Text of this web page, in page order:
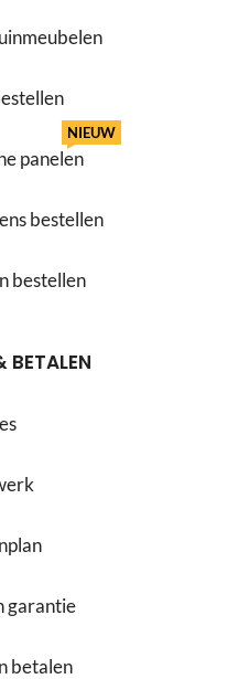
panelen
NIEUW
bestellen
bestellen
BETALEN
garantie
betalen